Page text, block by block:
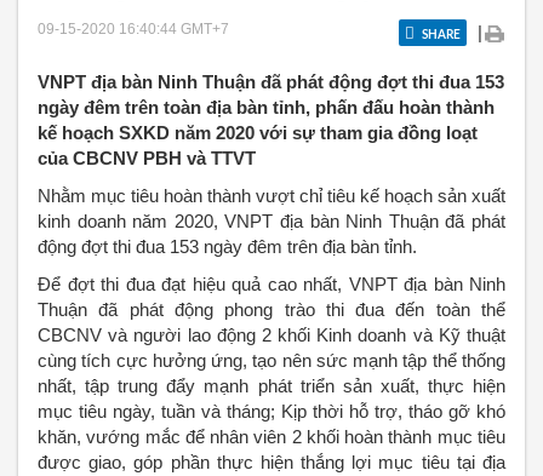
09-15-2020 16:40:44 GMT+7 SHARE |
VNPT địa bàn Ninh Thuận đã phát động đợt thi đua 153
ngày đêm trên toàn địa bàn tỉnh, phấn đấu hoàn thành
kế hoạch SXKD năm 2020 với sự tham gia đồng loạt
của CBCNV PBH và TTVT
Nhằm mục tiêu hoàn thành vượt chỉ tiêu kế hoạch sản xuất
kinh doanh năm 2020, VNPT địa bàn Ninh Thuận đã phát
động đợt thi đua 153 ngày đêm trên địa bàn tỉnh.
Để đợt thi đua đạt hiệu quả cao nhất, VNPT địa bàn Ninh
Thuận đã phát động phong trào thi đua đến toàn thể
CBCNV và người lao động 2 khối Kinh doanh và Kỹ thuật
cùng tích cực hưởng ứng, tạo nên sức mạnh tập thể thống
nhất, tập trung đẩy mạnh phát triển sản xuất, thực hiện
mục tiêu ngày, tuần và tháng; Kịp thời hỗ trợ, tháo gỡ khó
khăn, vướng mắc để nhân viên 2 khối hoàn thành mục tiêu
được giao, góp phần thực hiện thắng lợi mục tiêu tại địa